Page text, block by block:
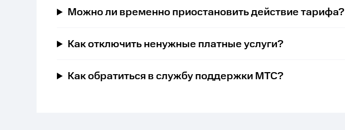
Можно ли временно приостановить действие тарифа?
Как отключить ненужные платные услуги?
Как обратиться в службу поддержки МТС?